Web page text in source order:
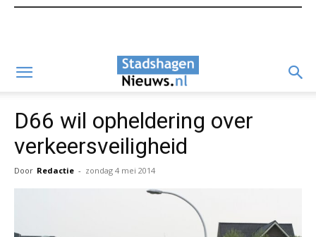
D66 wil opheldering over
verkeersveiligheid
Door Redactie - zondag 4 mei 2014